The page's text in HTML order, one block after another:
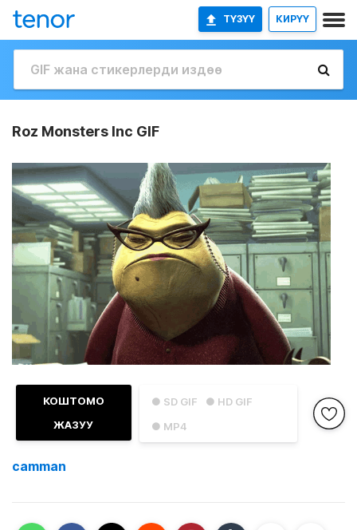
ТҮЗҮҮ КИРҮҮ
Roz Monsters Inc GIF
● SD GIF
● HD GIF
● MP4
КОШТОМО
ЖАЗУУ
camman